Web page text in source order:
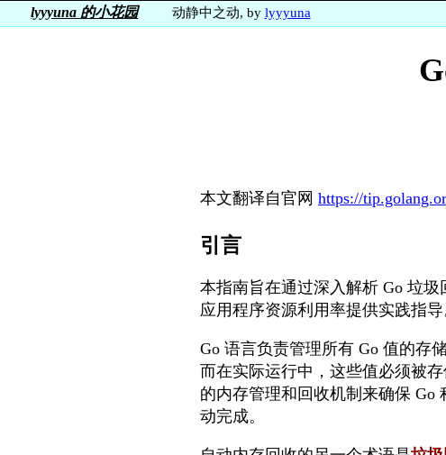
lyyyuna 的小花园 动静中之动, by lyyyuna
本文翻译自官网 https://
引言
本指南旨在通过深入解析 Go 垃
应用程序资源利用率提供实践指
Go 语言负责管理所有 Go 值的
而在实际运行中，这些值必须被
的内存管理和回收机制来确保 Go
动完成。